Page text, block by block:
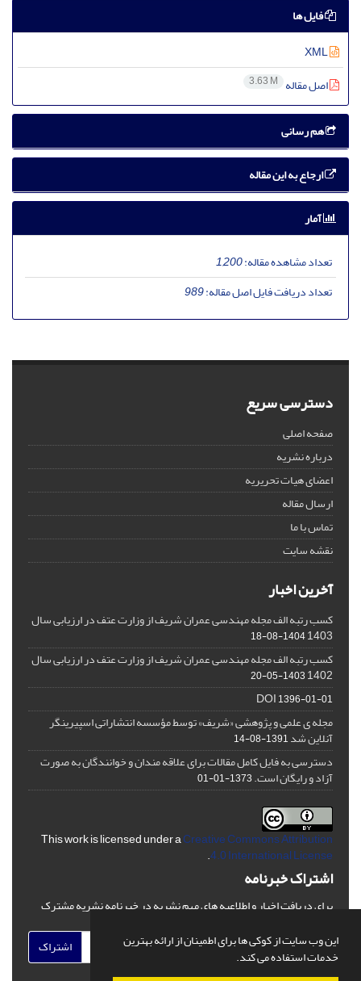
این وب سایت از کوکی ها برای اطمینان از ارائه بهترین
خدمات استفاده می کند.
فایل ها
اصل مقاله 3.63 M
هم رسانی
ارجاع به این مقاله
آمار
تعداد مشاهده مقاله:1,200
تعداد دریافت فایل اصل مقاله:989
دسترسی سریع
صفحه اصلی
درباره نشریه
اعضای هیات تحریریه
ارسال مقاله
تماس با ما
نقشه سایت
آخرین اخبار
کسب رتبه الف مجله مهندسی عمران شریف از وزارت عتف در ارزیابی سال
1403
1404-08-18
کسب رتبه الف مجله مهندسی عمران شریف از وزارت عتف در ارزیابی سال
1402
1403-05-20
DOI1396-01-01
مجله ی علمی و پژوهشی «شریف» توسط مؤسسه انتشاراتی اسپیرینگر
آنلاین شد1391-08-14
دسترسی به فایل کامل مقالات برای علاقه مندان و خوانندگان به صورت
آزاد و رایگان است.1373-01-01
This work is licensed under aCreative Commons Attribution
4.0 International License
.
اشتراک خبرنامه
برای دریافت اخبار و اطلاعیه های مهم نشریه در خبرنامه نشریه مشترک
اشتراک